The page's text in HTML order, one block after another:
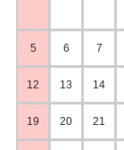
5 6 7
12 13 14
19 20 21